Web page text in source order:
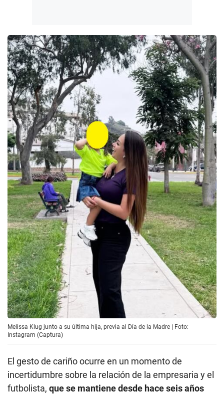
Melissa Klug junto a su última hija, previa al Día de la Madre | Foto:
Instagram (Captura)
El gesto de cariño ocurre en un momento de
incertidumbre sobre la relación de la empresaria y el
futbolista, que se mantiene desde hace seis años